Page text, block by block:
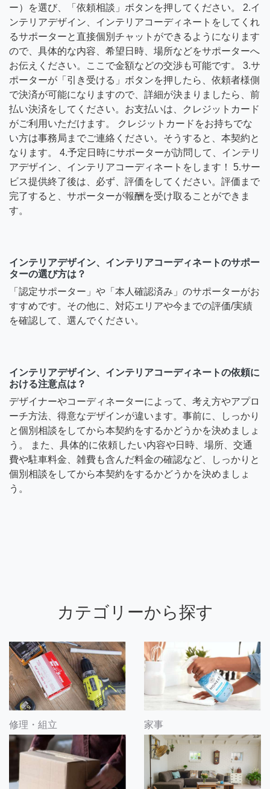
ー）を選び、「依頼相談」ボタンを押してください。 2.イ
ンテリアデザイン、インテリアコーディネートをしてくれ
るサポーターと直接個別チャットができるようになります
ので、具体的な内容、希望日時、場所などをサポーターへ
お伝えください。ここで金額などの交渉も可能です。 3.サ
ポーターが「引き受ける」ボタンを押したら、依頼者様側
で決済が可能になりますので、詳細が決まりましたら、前
払い決済をしてください。お支払いは、クレジットカード
がご利用いただけます。 クレジットカードをお持ちでな
い方は事務局までご連絡ください。そうすると、本契約と
なります。 4.予定日時にサポーターが訪問して、インテリ
アデザイン、インテリアコーディネートをします！ 5.サー
ビス提供終了後は、必ず、評価をしてください。評価まで
完了すると、サポーターが報酬を受け取ることができま
す。
インテリアデザイン、インテリアコーディネートのサポー
ターの選び方は？
「認定サポーター」や「本人確認済み」のサポーターがお
すすめです。その他に、対応エリアや今までの評価/実績
を確認して、選んでください。
インテリアデザイン、インテリアコーディネートの依頼に
おける注意点は？
デザイナーやコーディネーターによって、考え方やアプロ
ーチ方法、得意なデザインが違います。事前に、しっかり
と個別相談をしてから本契約をするかどうかを決めましょ
う。 また、具体的に依頼したい内容や日時、場所、交通
費や駐車料金、雑費も含んだ料金の確認など、しっかりと
個別相談をしてから本契約をするかどうかを決めましょ
う。
カテゴリーから探す
修理・組立 家事